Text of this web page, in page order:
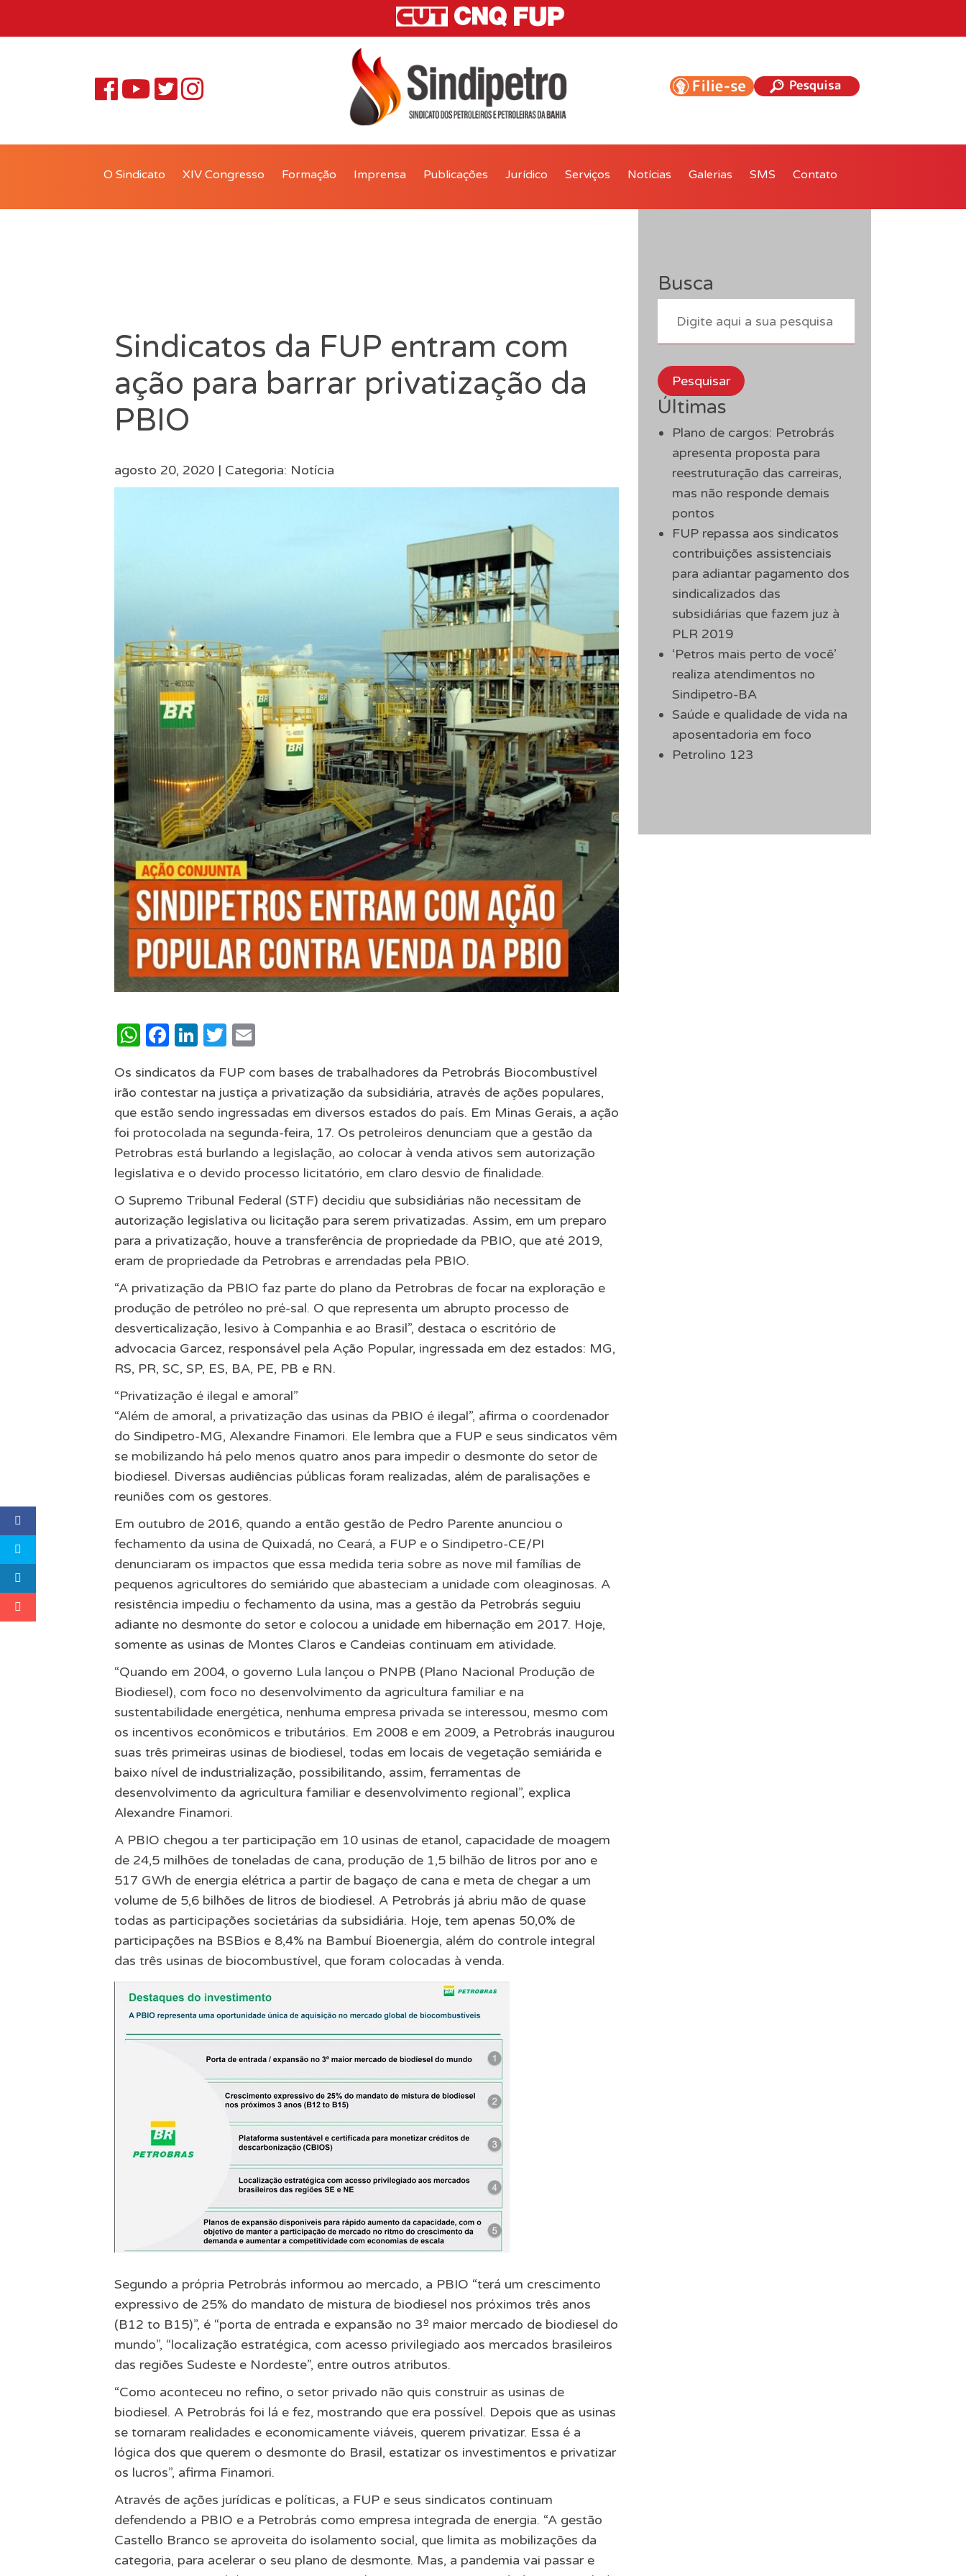
O Sindicato XIV Congresso Formação Imprensa Publicações Jurídico Serviços Notícias Galerias SMS Contato
Sindicatos da FUP entram com
ação para barrar privatização da
PBIO
agosto 20, 2020 | Categoria: Notícia
WhatsApp
Facebook
LinkedIn
Twitter
Email
Os sindicatos da FUP com bases de trabalhadores da Petrobrás Biocombustível
irão contestar na justiça a privatização da subsidiária, através de ações populares,
que estão sendo ingressadas em diversos estados do país. Em Minas Gerais, a ação
foi protocolada na segunda-feira, 17. Os petroleiros denunciam que a gestão da
Petrobras está burlando a legislação, ao colocar à venda ativos sem autorização
legislativa e o devido processo licitatório, em claro desvio de finalidade.
O Supremo Tribunal Federal (STF) decidiu que subsidiárias não necessitam de
autorização legislativa ou licitação para serem privatizadas. Assim, em um preparo
para a privatização, houve a transferência de propriedade da PBIO, que até 2019,
eram de propriedade da Petrobras e arrendadas pela PBIO.
“A privatização da PBIO faz parte do plano da Petrobras de focar na exploração e
produção de petróleo no pré-sal. O que representa um abrupto processo de
desverticalização, lesivo à Companhia e ao Brasil”, destaca o escritório de
advocacia Garcez, responsável pela Ação Popular, ingressada em dez estados: MG,
RS, PR, SC, SP, ES, BA, PE, PB e RN.
“Privatização é ilegal e amoral”
“Além de amoral, a privatização das usinas da PBIO é ilegal”, afirma o coordenador
do Sindipetro-MG, Alexandre Finamori. Ele lembra que a FUP e seus sindicatos vêm
se mobilizando há pelo menos quatro anos para impedir o desmonte do setor de
biodiesel. Diversas audiências públicas foram realizadas, além de paralisações e
reuniões com os gestores.
Em outubro de 2016, quando a então gestão de Pedro Parente anunciou o
fechamento da usina de Quixadá, no Ceará, a FUP e o Sindipetro-CE/PI
denunciaram os impactos que essa medida teria sobre as nove mil famílias de
pequenos agricultores do semiárido que abasteciam a unidade com oleaginosas. A
resistência impediu o fechamento da usina, mas a gestão da Petrobrás seguiu
adiante no desmonte do setor e colocou a unidade em hibernação em 2017. Hoje,
somente as usinas de Montes Claros e Candeias continuam em atividade.
“Quando em 2004, o governo Lula lançou o PNPB (Plano Nacional Produção de
Biodiesel), com foco no desenvolvimento da agricultura familiar e na
sustentabilidade energética, nenhuma empresa privada se interessou, mesmo com
os incentivos econômicos e tributários. Em 2008 e em 2009, a Petrobrás inaugurou
suas três primeiras usinas de biodiesel, todas em locais de vegetação semiárida e
baixo nível de industrialização, possibilitando, assim, ferramentas de
desenvolvimento da agricultura familiar e desenvolvimento regional”, explica
Alexandre Finamori.
A PBIO chegou a ter participação em 10 usinas de etanol, capacidade de moagem
de 24,5 milhões de toneladas de cana, produção de 1,5 bilhão de litros por ano e
517 GWh de energia elétrica a partir de bagaço de cana e meta de chegar a um
volume de 5,6 bilhões de litros de biodiesel. A Petrobrás já abriu mão de quase
todas as participações societárias da subsidiária. Hoje, tem apenas 50,0% de
participações na BSBios e 8,4% na Bambuí Bioenergia, além do controle integral
das três usinas de biocombustível, que foram colocadas à venda.
Segundo a própria Petrobrás informou ao mercado, a PBIO “terá um crescimento
expressivo de 25% do mandato de mistura de biodiesel nos próximos três anos
(B12 to B15)”, é “porta de entrada e expansão no 3º maior mercado de biodiesel do
mundo”, “localização estratégica, com acesso privilegiado aos mercados brasileiros
das regiões Sudeste e Nordeste”, entre outros atributos.
“Como aconteceu no refino, o setor privado não quis construir as usinas de
biodiesel. A Petrobrás foi lá e fez, mostrando que era possível. Depois que as usinas
se tornaram realidades e economicamente viáveis, querem privatizar. Essa é a
lógica dos que querem o desmonte do Brasil, estatizar os investimentos e privatizar
os lucros”, afirma Finamori.
Através de ações jurídicas e políticas, a FUP e seus sindicatos continuam
defendendo a PBIO e a Petrobrás como empresa integrada de energia. “A gestão
Castello Branco se aproveita do isolamento social, que limita as mobilizações da
categoria, para acelerar o seu plano de desmonte. Mas, a pandemia vai passar e
Busca
Pesquisar
Últimas
Plano de cargos: Petrobrás
apresenta proposta para
reestruturação das carreiras,
mas não responde demais
pontos
FUP repassa aos sindicatos
contribuições assistenciais
para adiantar pagamento dos
sindicalizados das
subsidiárias que fazem juz à
PLR 2019
‘Petros mais perto de você’
realiza atendimentos no
Sindipetro-BA
Saúde e qualidade de vida na
aposentadoria em foco
Petrolino 123